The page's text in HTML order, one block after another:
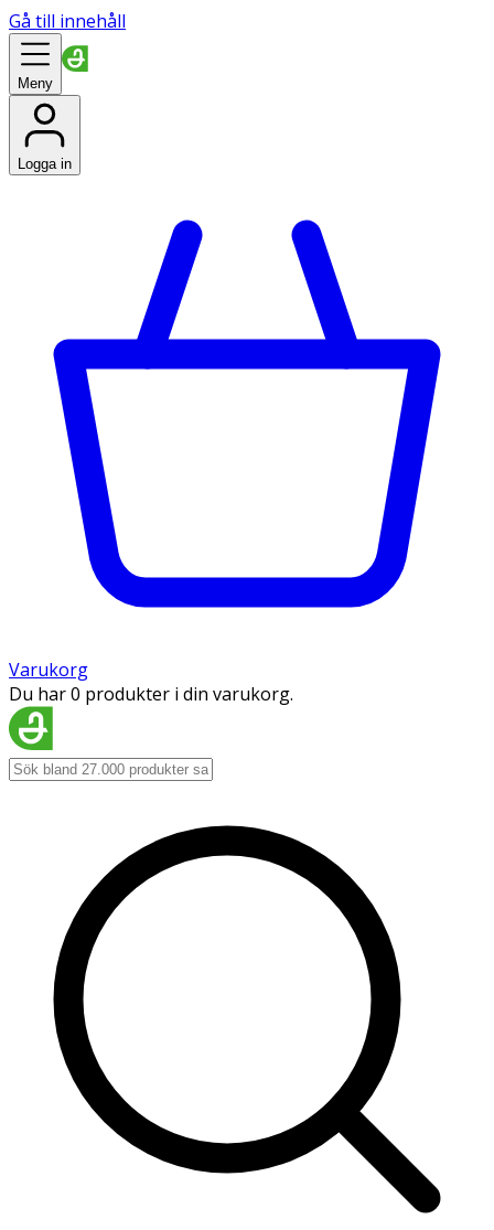
Gå till innehåll
Meny
Logga in
Varukorg
Du har 0 produkter i din varukorg.